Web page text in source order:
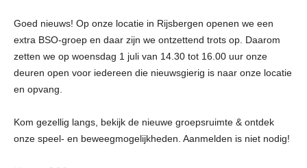
Goed nieuws! Op onze locatie in Rijsbergen openen we een
extra BSO-groep en daar zijn we ontzettend trots op. Daarom
zetten we op woensdag 1 juli van 14.30 tot 16.00 uur onze
deuren open voor iedereen die nieuwsgierig is naar onze locatie
en opvang.
Kom gezellig langs, bekijk de nieuwe groepsruimte & ontdek
onze speel- en beweegmogelijkheden. Aanmelden is niet nodig!